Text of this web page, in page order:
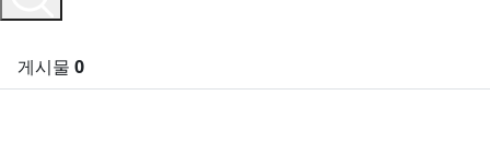
게시물 0